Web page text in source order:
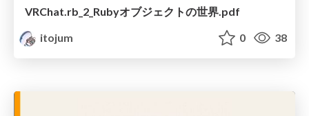
VRChat.rb_2_Rubyオブジェクトの世界.pdf
itojum
0 38